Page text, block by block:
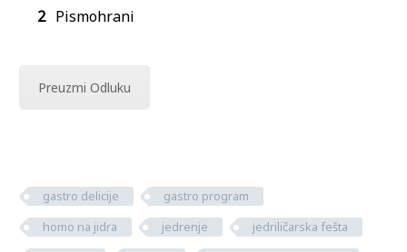
Pismohrani
Preuzmi Odluku
gastro delicije
gastro program
homo na jidra
jedrenje
jedriličarska fešta